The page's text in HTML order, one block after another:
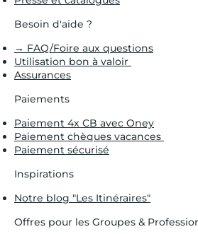
Besoin d'aide ?
→ FAQ/Foire aux questions
Utilisation bon à valoir
Assurances
Paiements
Paiement 4x CB avec Oney
Paiement chèques vacances
Paiement sécurisé
Inspirations
Notre blog "Les Itinéraires"
Offres pour les Groupes &